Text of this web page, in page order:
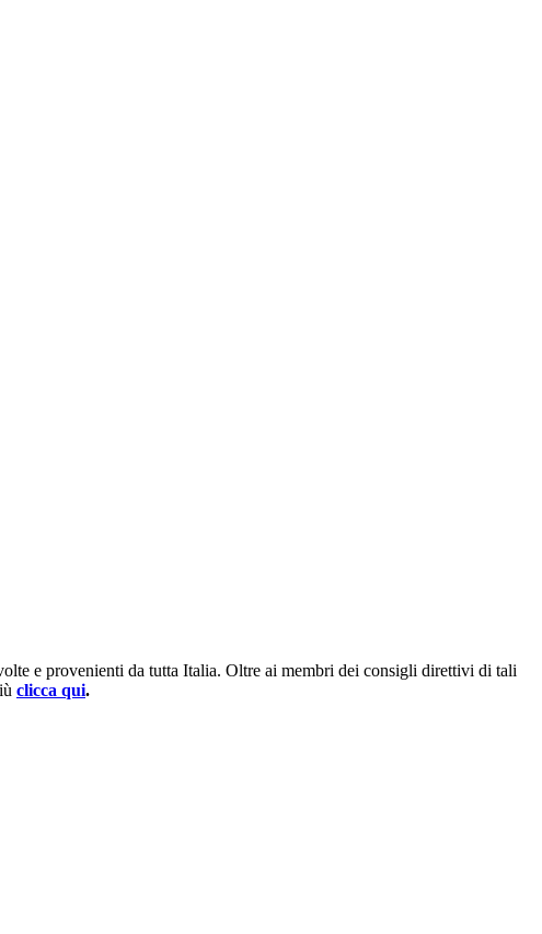
e provenienti da tutta Italia. Oltre ai membri dei consigli direttivi di tali
clicca qui.